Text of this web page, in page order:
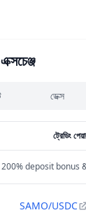
এক্সচেঞ্জ
ডেক্স
ট্রেডিং
deposit bonus
SAMO/USDC